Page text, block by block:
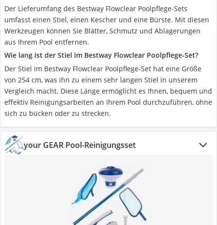
Der Lieferumfang des Bestway Flowclear Poolpflege-Sets
umfasst einen Stiel, einen Kescher und eine Bürste. Mit diesen
Werkzeugen können Sie Blätter, Schmutz und Ablagerungen
aus Ihrem Pool entfernen.
Wie lang ist der Stiel im Bestway Flowclear Poolpflege-Set?
Der Stiel im Bestway Flowclear Poolpflege-Set hat eine Größe
von 254 cm, was ihn zu einem sehr langen Stiel in unserem
Vergleich macht. Diese Länge ermöglicht es Ihnen, bequem und
effektiv Reinigungsarbeiten an Ihrem Pool durchzuführen, ohne
sich zu bücken oder zu strecken.
your GEAR Pool-Reinigungsset